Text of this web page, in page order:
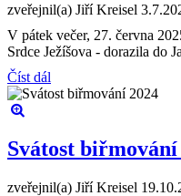
zveřejnil(a) Jiří Kreisel
V pátek večer, 27. června
Srdce Ježíšova - dorazila do
Číst dál
Svátost biřmování
zveřejnil(a) Jiří Kreisel